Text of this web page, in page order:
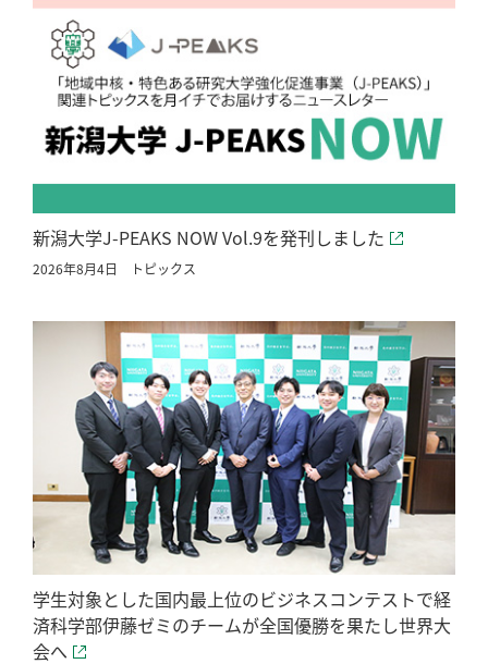
新潟大学J-PEAKS NOW Vol.9を発刊しました
2026年8月4日 トピックス
学生対象とした国内最上位のビジネスコンテストで経
済科学部伊藤ゼミのチームが全国優勝を果たし世界大
会へ